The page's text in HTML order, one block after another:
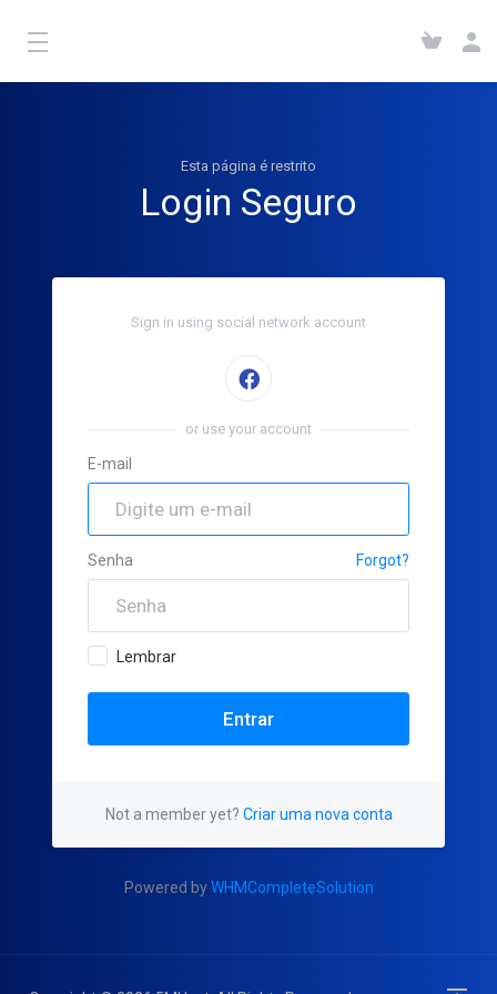
Esta página é restrito
Login Seguro
Sign in using social network account
or use your account
E-mail
Senha Forgot?
Lembrar
Not a member yet? Criar uma nova conta
Powered byWHMCompleteSolution